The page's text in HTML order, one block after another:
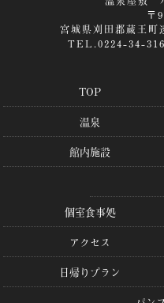
〒
宮城県刈田郡蔵王
TEL.0224-34-
TOP
温泉
館内施設
個室食事処
アクセス
日帰りプラン